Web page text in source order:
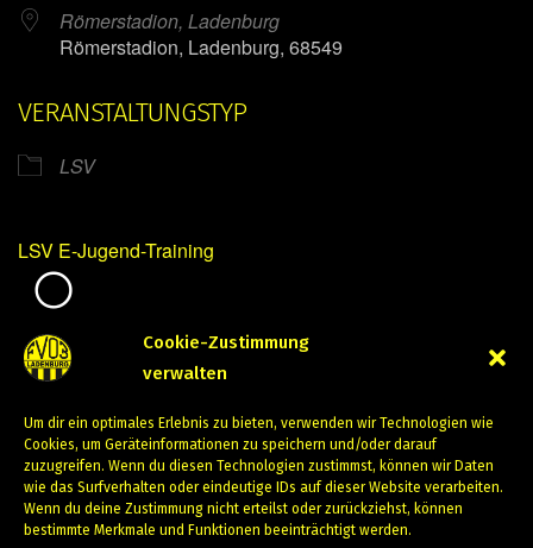
Cookie-Zustimmung
verwalten
Um dir ein optimales Erlebnis zu bieten, verwenden wir Technologien wie
Cookies, um Geräteinformationen zu speichern und/oder darauf
zuzugreifen. Wenn du diesen Technologien zustimmst, können wir Daten
wie das Surfverhalten oder eindeutige IDs auf dieser Website verarbeiten.
Wenn du deine Zustimmung nicht erteilst oder zurückziehst, können
bestimmte Merkmale und Funktionen beeinträchtigt werden.
Römerstadion, Ladenburg
Römerstadion, Ladenburg, 68549
VERANSTALTUNGSTYP
LSV
LSV E-Jugend-Training
Juli 25, 2024
PREVIOUS